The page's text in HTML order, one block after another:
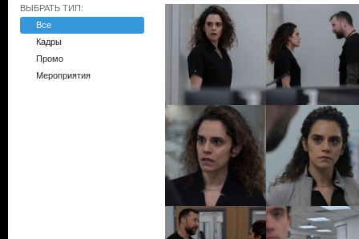
ВЫБРАТЬ ТИП:
Все
Кадры
Промо
Мероприятия